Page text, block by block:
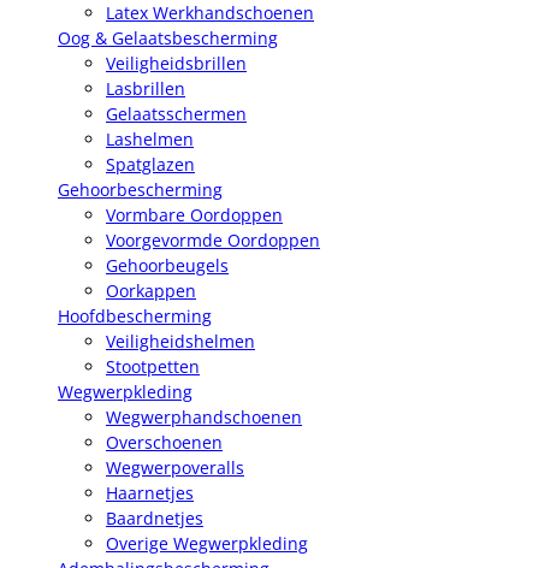
Latex Werkhandschoenen
Oog & Gelaatsbescherming
Veiligheidsbrillen
Lasbrillen
Gelaatsschermen
Lashelmen
Spatglazen
Gehoorbescherming
Vormbare Oordoppen
Voorgevormde Oordoppen
Gehoorbeugels
Oorkappen
Hoofdbescherming
Veiligheidshelmen
Stootpetten
Wegwerpkleding
Wegwerphandschoenen
Overschoenen
Wegwerpoveralls
Haarnetjes
Baardnetjes
Overige Wegwerpkleding